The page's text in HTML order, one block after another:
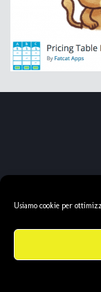
Usiamo cookie per
Laziale